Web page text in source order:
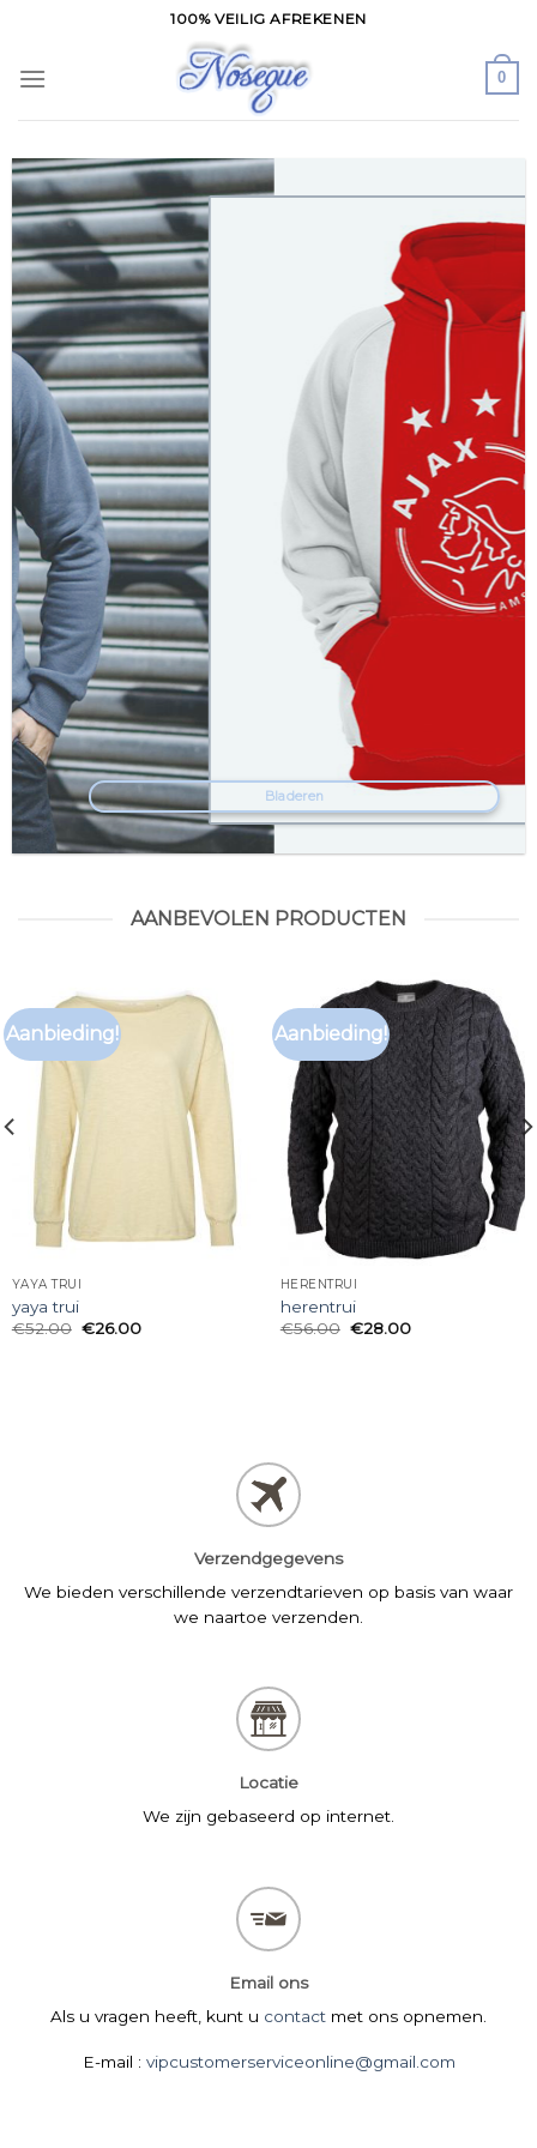
content
100% VEILIG AFREKENEN
0
Bladeren
AANBEVOLEN PRODUCTEN
Aanbieding!
YAYA TRUI
yaya trui
€52.00 €26.00
Aanbieding!
HERENTRUI
herentrui
€56.00 €28.00
Verzendgegevens
We bieden verschillende verzendtarieven op basis van waar
we naartoe verzenden.
Locatie
We zijn gebaseerd op internet.
Email ons
Als u vragen heeft, kunt u contact met ons opnemen.
E-mail : vipcustomerserviceonline@gmail.com